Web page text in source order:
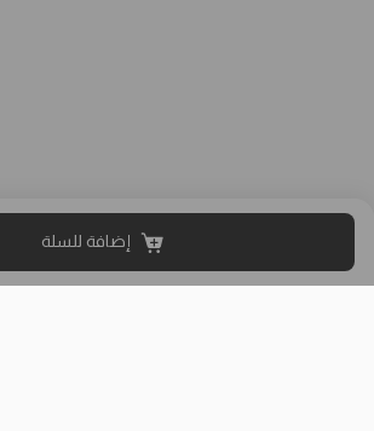
إضافة للسلة